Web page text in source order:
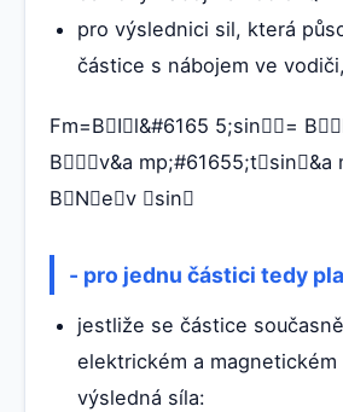
pro výslednici sil, která
částice s nábojem ve
Fm=BIl&#6165 5;sin=
Bv&a mp;#61655;tsin&a
BNev sin
- pro jednu částici tedy
jestliže se částice
elektrickém a magnetickém
výsledná síla: